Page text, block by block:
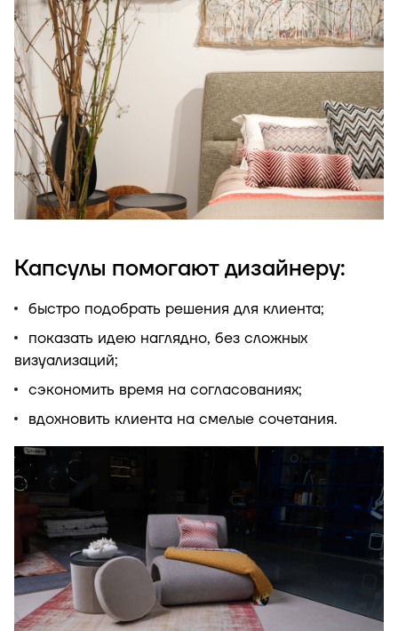
Капсулы помогают дизайнеру:
быстро подобрать решения для клиента;
показать идею наглядно, без сложных
визуализаций;
сэкономить время на согласованиях;
вдохновить клиента на смелые сочетания.